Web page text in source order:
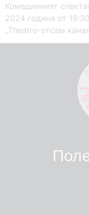
Комедииният
2024 година от
„Theatro-отсам